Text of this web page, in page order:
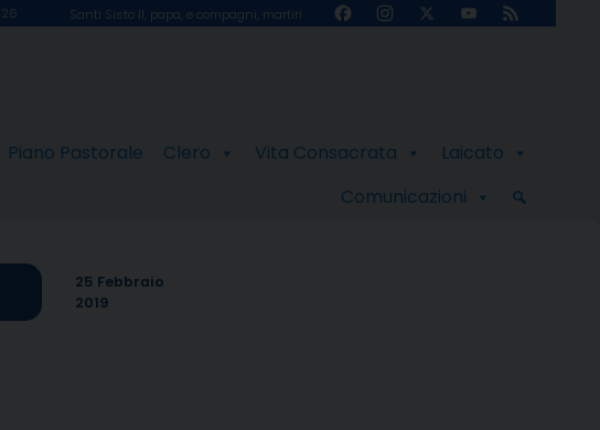
Santi Sisto II, papa, e compagni, martiri FacebookInstagram
X
YouTube
Feed
Piano Pastorale Clero Vita Consacrata
Laicato
Comunicazioni
25 Febbraio
2019